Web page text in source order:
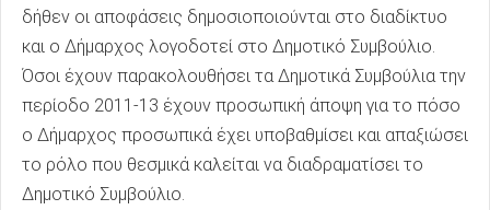
δήθεν οι αποφάσεις δημοσιοποιούνται στο διαδίκτυο
και ο Δήμαρχος λογοδοτεί στο Δημοτικό Συμβούλιο.
Όσοι έχουν παρακολουθήσει τα Δημοτικά Συμβούλια την
περίοδο 2011-13 έχουν προσωπική άποψη για το πόσο
ο Δήμαρχος προσωπικά έχει υποβαθμίσει και απαξιώσει
το ρόλο που θεσμικά καλείται να διαδραματίσει το
Δημοτικό Συμβούλιο.